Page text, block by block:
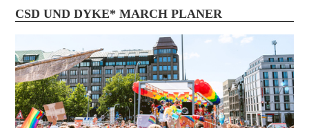
CSD UND DYKE* MARCH PLANER